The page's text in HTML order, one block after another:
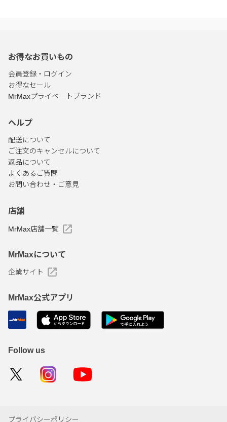
お得なお買いもの
会員登録・ログイン
お得なセール
MrMaxプライベートブランド
ヘルプ
配送について
ご注文のキャンセルについて
返品について
よくあるご質問
お問い合わせ・ご意見
店舗
MrMax店舗一覧
MrMaxについて
企業サイト
MrMax公式アプリ
Follow us
プライバシーポリシー